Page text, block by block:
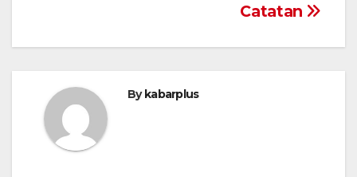
Catatan
Bykabarplus